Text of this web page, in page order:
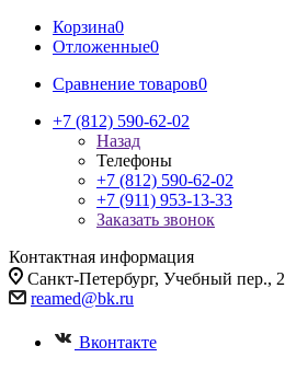
Корзина0
Отложенные0
Сравнение товаров0
+7 (812) 590-62-02
Назад
Телефоны
+7 (812) 590-62-02
+7 (911) 953-13-33
Заказать звонок
Контактная информация
Санкт-Петербург, Учебный пер., 2
reamed@bk.ru
Вконтакте